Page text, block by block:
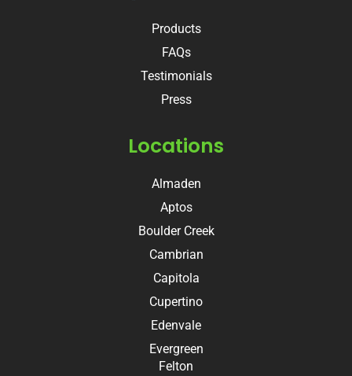
Products
FAQs
Testimonials
Press
Locations
Almaden
Aptos
Boulder Creek
Cambrian
Capitola
Cupertino
Edenvale
Evergreen
Felton